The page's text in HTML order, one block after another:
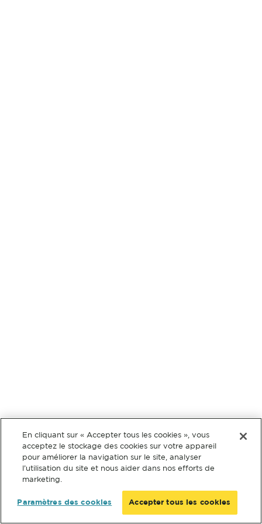
En cliquant sur « Accepter tous les cookies », vous
acceptez le stockage des cookies sur votre appareil
pour améliorer la navigation sur le site, analyser
l’utilisation du site et nous aider dans nos efforts de
marketing.
Paramètres des cookies Accepter tous les cookies